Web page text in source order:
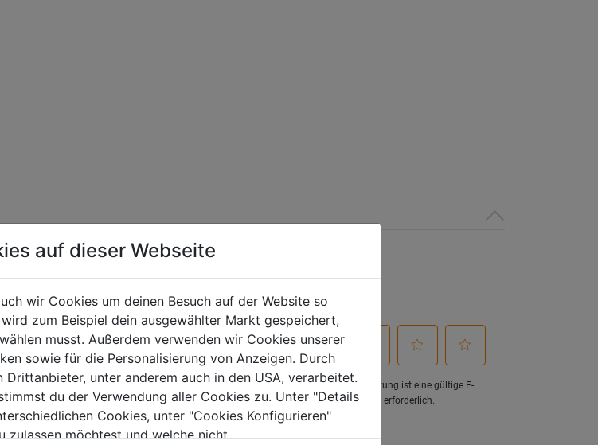
auf dieser Webseite
wir Cookies um deinen Besuch auf der Website so
zum Beispiel dein ausgewählter Markt gespeichert,
musst. Außerdem verwenden wir Cookies unserer
sowie für die Personalisierung von Anzeigen. Durch
unter anderem auch in den USA, verarbeitet.
du der Verwendung aller Cookies zu. Unter "Details
Cookies, unter "Cookies Konfigurieren"
zulassen möchtest und welche nicht.